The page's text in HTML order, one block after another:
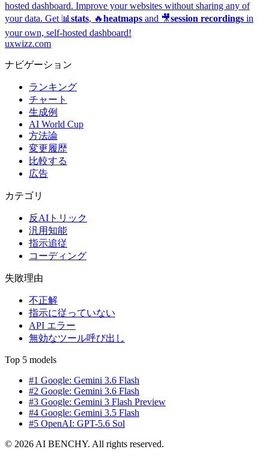
hosted dashboard. Improve your websites without sharing any of
your data. Get 📊 stats, 🔥heatmaps and 🎥session recordings in
your own, self-hosted dashboard!
uxwizz.com
ナビゲーション
ランキング
チャート
生成例
AI World Cup
方法論
変更履歴
比較する
広告
カテゴリ
反AIトリック
汎用知能
指示追従
コーディング
失敗理由
不正解
指示に従っていない
API エラー
無効なツール呼び出し
Top 5 models
#1 Google: Gemini 3.6 Flash
#2 Google: Gemini 3.6 Flash
#3 Google: Gemini 3 Flash Preview
#4 Google: Gemini 3.5 Flash
#5 OpenAI: GPT-5.6 Sol
© 2026 AI BENCHY. All rights reserved.